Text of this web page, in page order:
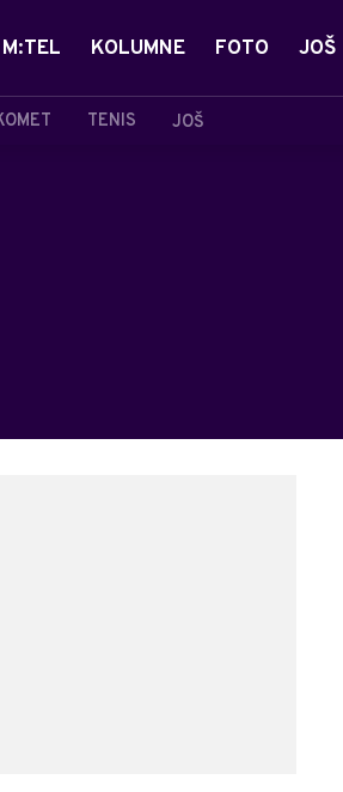
TENIS JOŠ
M:TEL KOLUMNE FOTO JOŠ